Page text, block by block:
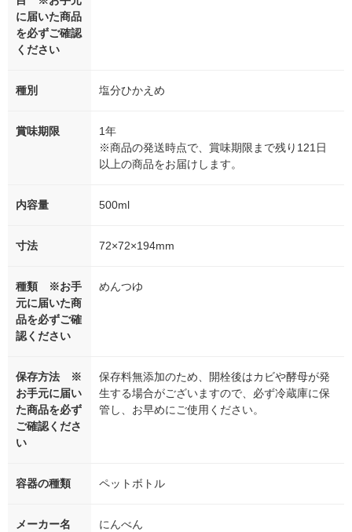
に届いた商品
を必ずご確認
ください
種別 塩分ひかえめ
賞味期限
1年
※商品の発送時点で、賞味期限まで残り121日
以上の商品をお届けします。
内容量 500ml
寸法 72×72×194mm
種類 ※お手
元に届いた商
品を必ずご確
認ください
めんつゆ
保存方法 ※
お手元に届い
た商品を必ず
ご確認くださ
い
保存料無添加のため、開栓後はカビや酵母が発
生する場合がございますので、必ず冷蔵庫に保
管し、お早めにご使用ください。
容器の種類 ペットボトル
メーカー名 にんべん